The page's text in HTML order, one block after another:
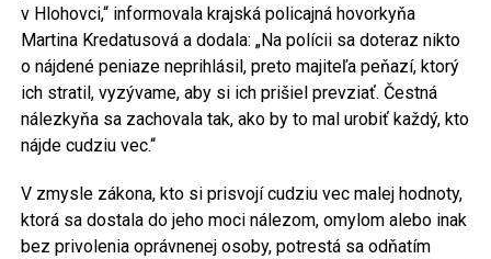
v Hlohovci,“ informovala krajská policajná hovorkyňa
Martina Kredatusová a dodala: „Na polícii sa doteraz nikto
o nájdené peniaze neprihlásil, preto majiteľa peňazí, ktorý
ich stratil, vyzývame, aby si ich prišiel prevziať. Čestná
nálezkyňa sa zachovala tak, ako by to mal urobiť každý, kto
nájde cudziu vec.“
V zmysle zákona, kto si prisvojí cudziu vec malej hodnoty,
ktorá sa dostala do jeho moci nálezom, omylom alebo inak
bez privolenia oprávnenej osoby, potrestá sa odňatím